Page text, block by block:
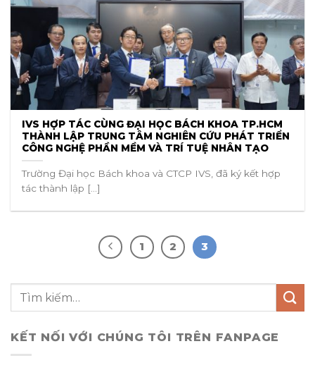
IVS HỢP TÁC CÙNG ĐẠI HỌC BÁCH KHOA TP.HCM
THÀNH LẬP TRUNG TÂM NGHIÊN CỨU PHÁT TRIỂN
CÔNG NGHỆ PHẦN MỀM VÀ TRÍ TUỆ NHÂN TẠO
Trường Đại học Bách khoa và CTCP IVS, đã ký kết hợp
tác thành lập [...]
1 2 3
KẾT NỐI VỚI CHÚNG TÔI TRÊN FANPAGE